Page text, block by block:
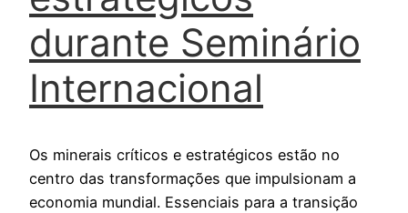
durante Seminário
Internacional
Os minerais críticos e estratégicos estão no
centro das transformações que impulsionam a
economia mundial. Essenciais para a transição